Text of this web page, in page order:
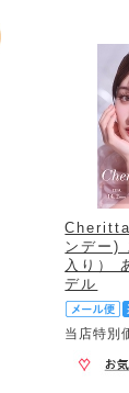
ンデー)
入り）
デル
当店特別